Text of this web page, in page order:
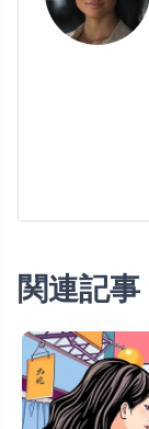
関連記事